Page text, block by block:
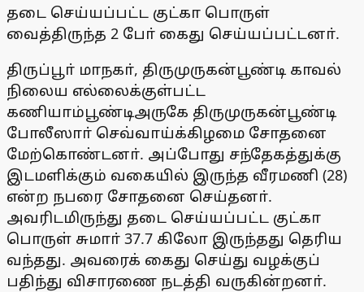
தடை செய்யப்பட்ட குட்கா பொருள்
வைத்திருந்த 2 போ் கைது செய்யப்பட்டனா்.
திருப்பூா் மாநகா், திருமுருகன்பூண்டி காவல்
நிலைய எல்லைக்குள்பட்ட
கணியாம்பூண்டிஅருகே திருமுருகன்பூண்டி
போலீஸாா் செவ்வாய்க்கிழமை சோதனை
மேற்கொண்டனா். அப்போது சந்தேகத்துக்கு
இடமளிக்கும் வகையில் இருந்த வீரமணி (28)
என்ற நபரை சோதனை செய்தனா்.
அவரிடமிருந்து தடை செய்யப்பட்ட குட்கா
பொருள் சுமாா் 37.7 கிலோ இருந்தது தெரிய
வந்தது. அவரைக் கைது செய்து வழக்குப்
பதிந்து விசாரணை நடத்தி வருகின்றனா்.